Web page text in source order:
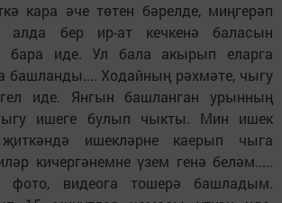
кара әче төтен бәрелде, миңгерәп
алда бер ир-ат кечкенә баласын
бара иде. Ул бала акырып еларга
башланды.... Ходайның рәхмәте, чыгу
иде. Янгын башланган урынның
ишеге булып чыкты. Мин ишек
ишекләрне каерып чыга
кичергәнемне үзем генә беләм.....
фото, видеога тошерә башладым.